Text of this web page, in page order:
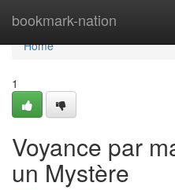
bookmark-nation
Home
Home
1
Voyance par
un Mystère